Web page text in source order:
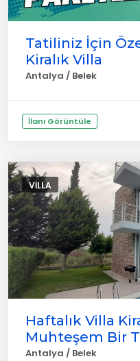
Tatiliniz İçin
Kiralık Villa
Antalya / Belek
İlanı Görüntüle
VILLA
Haftalık Villa
Muhteşem Bir
Antalya / Belek